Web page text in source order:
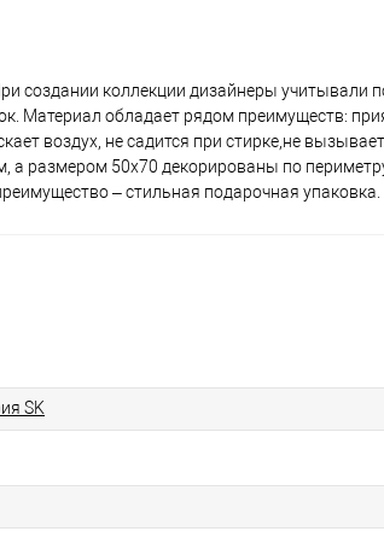
создании коллекции дизайнеры учитывали
Материал обладает рядом преимуществ:
воздух, не садится при стирке,не
размером 50х70 декорированы по
– стильная подарочная упаковка.
SK